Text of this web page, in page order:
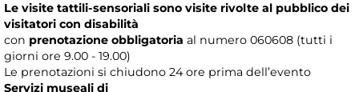
Le visite tattili-sensoriali sono visite rivolte al pubblico dei
visitatori con disabilità
con prenotazione obbligatoria al numero 060608 (tutti i
giorni ore 9.00 - 19.00)
Le prenotazioni si chiudono 24 ore prima dell’evento
Servizi museali di